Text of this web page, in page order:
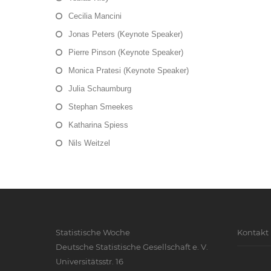
Cecilia Mancini
Jonas Peters (Keynote Speaker)
Pierre Pinson (Keynote Speaker)
Monica Pratesi (Keynote Speaker)
Julia Schaumburg
Stephan Smeekes
Katharina Spiess
Nils Weitzel
Statistische Woche
Deutsche Statistische Gesellschaft e. V.
Universitätsstr. 16
Kontakt